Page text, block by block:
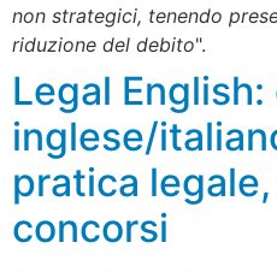
non strategici, tenendo
riduzione del debito".
Legal
inglese/
pratica legale,
concorsi